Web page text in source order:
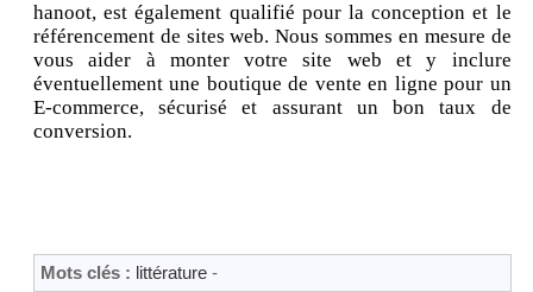
hanoot, est également qualifié pour la conception et le
référencement de sites web. Nous sommes en mesure de
vous aider à monter votre site web et y inclure
éventuellement une boutique de vente en ligne pour un
E-commerce, sécurisé et assurant un bon taux de
conversion.
Mots clés : littérature -